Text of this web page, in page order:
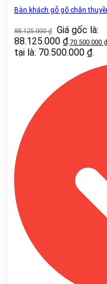
Bàn khách gỗ gõ chân
88.125.000₫
Giá gốc là:
88.125.000 ₫.70.500.000 ₫
tại là: 70.500.000 ₫.